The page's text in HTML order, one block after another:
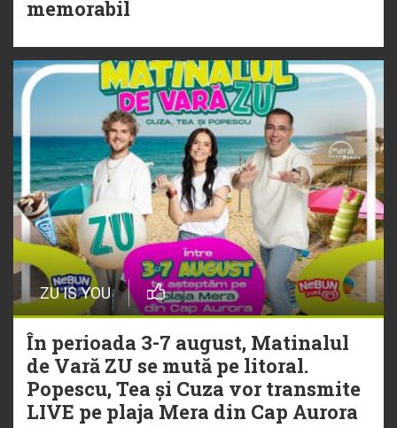
memorabil
ZU IS YOU
În perioada 3-7 august, Matinalul
de Vară ZU se mută pe litoral.
Popescu, Tea și Cuza vor transmite
LIVE pe plaja Mera din Cap Aurora